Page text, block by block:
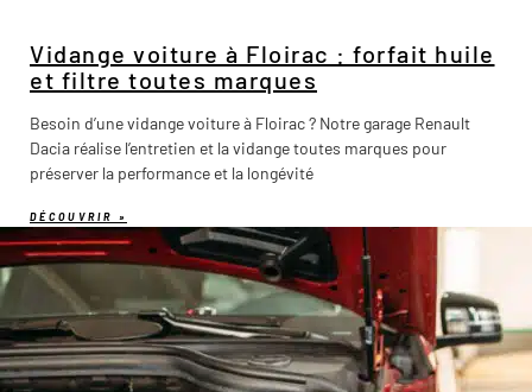
Vidange voiture à Floirac : forfait huile
et filtre toutes marques
Besoin d’une vidange voiture à Floirac ? Notre garage Renault
Dacia réalise l’entretien et la vidange toutes marques pour
préserver la performance et la longévité
DÉCOUVRIR »